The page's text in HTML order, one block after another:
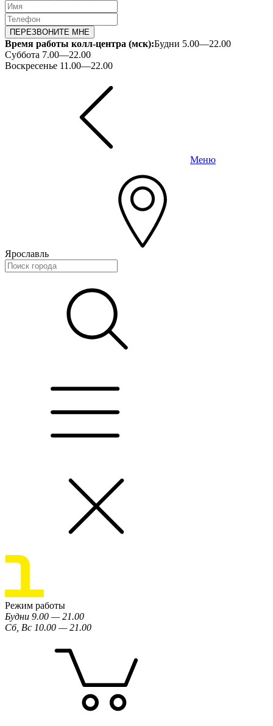
ПЕРЕЗВОНИТЕ МНЕ
Время работы колл-центра (мск):Будни 5.00—22.00
Суббота 7.00—22.00
Воскресенье 11.00—22.00
Меню
Ярославль
Режим работы
Будни 9.00 — 21.00
Сб, Вс 10.00 — 21.00